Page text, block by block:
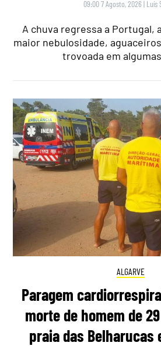
09:00 7 Agosto, 2026 | Luís
A chuva regressa a Portugal,
maior nebulosidade,
trovoada em
ALGARVE
Paragem
morte de homem de
praia das Belharucas